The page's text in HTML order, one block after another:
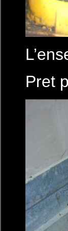
Pret